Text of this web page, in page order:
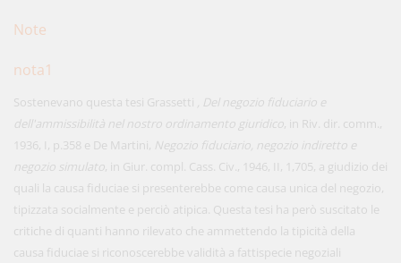
Note
nota1
Sostenevano questa tesi Grassetti
, Del negozio fiduciario e
dell'ammissibilità nel nostro ordinamento giuridico, in Riv. dir. comm.,
1936, I, p.358 e De Martini, Negozio fiduciario, negozio indiretto e
negozio simulato, in Giur. compl. Cass. Civ., 1946, II, 1,705, a giudizio dei
quali la causa fiduciae si presenterebbe come causa unica del negozio,
tipizzata socialmente e perciò atipica. Questa tesi ha però suscitato le
critiche di quanti hanno rilevato che ammettendo la tipicità della
causa fiduciae si riconoscerebbe validità a fattispecie negoziali